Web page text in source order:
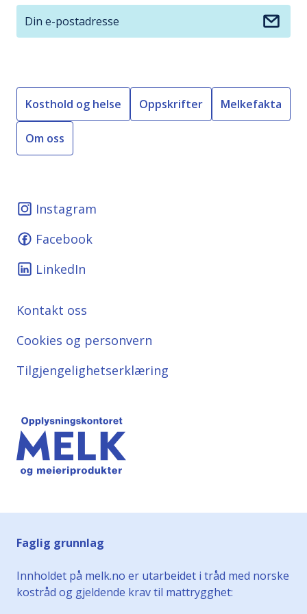
Din e-postadresse
Kosthold og helse Oppskrifter Melkefakta
Om oss
Instagram
Facebook
LinkedIn
Kontakt oss
Cookies og personvern
Tilgjengelighetserklæring
Faglig grunnlag
Innholdet på melk.no er utarbeidet i tråd med norske
kostråd og gjeldende krav til mattrygghet: